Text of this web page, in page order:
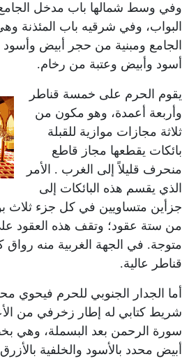
وفي وسط شمالها باب مدخل
البواب، وفي شرقيه باب المئذنة
الجامع ومبنية من حجر أبيض
أسود وأبيض وعتبة من رخام.
يقوم الحرم على خمسة قناطر
وأربعة أعمدة، وهو مكون من
ثلاثة مجازات موازية للقبلة
بائكات يقطعها مجاز قاطع
منحرف قليلاً إلى الغرب . الأمر
الذي يقسم هذه البائكات إلى
جزأين متساويين في كل جزء ثلاث
من ستة عقود؛ وتقف هذه العقود
متوجة. في الجهة الغربية منه رواق
قناطر عالية.
أما الجدار الجنوبي للحرم فيحوي
شريط كتابي له إطار زخرفي من
سورة الرحمن بعد البسملة، وهي
أبيض محدد بالأسود والخلفية